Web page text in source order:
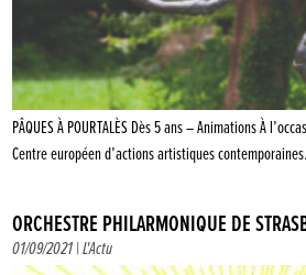
PÂQUES À POURTALÈS Dès 5 ans – Animations À
Centre européen d’actions artistiques
ORCHESTRE PHILARMONIQUE DE
01/09/2021 |L'Actu